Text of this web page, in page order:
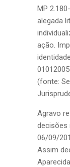
MP
alegada
ação.
(fonte:
Agravo
decisões
06/09/
Assim